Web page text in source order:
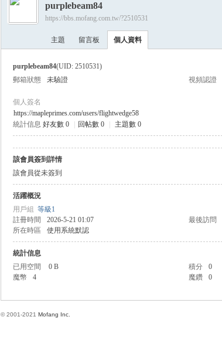
›
purplebeam84
https://bbs.mofang.com.tw/?2510531
主題 留言板 個人資料
purplebeam84(UID: 2510531)
郵箱狀態
未驗證 視頻認證
個人簽名
https://mapleprimes.com/users/flightwedge58
統計信息 好友數 0 回帖數 0 主題數 0
該會員簽到詳情
該會員從未簽到
活躍概況
用戶組 等級1
註冊時間
2026-5-21 01:07 最後訪問
所在時區
使用系統默認
統計信息
已用空間
0 B 積分 0
魔幣
4 魔鑽 0
© 2001-2021 Mofang Inc.